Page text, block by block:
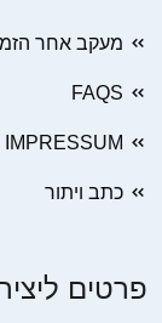
מעקב אחר
FAQS
IMPRESSUM
כתב ויתור
פרטים